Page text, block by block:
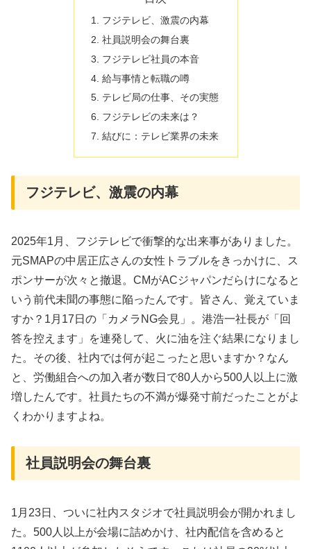
フジテレビ、激震の内幕
社員説明会の舞台裏
フジテレビ社員の本音
給与事情と転職の噂
テレビ局の仕事、その実態
フジテレビの未来は？
結びに：テレビ業界の未来
フジテレビ、激震の内幕
2025年1月、フジテレビで衝撃的な出来事がありました。
元SMAPの中居正広さんの女性トラブルをきっかけに、ス
ポンサーが次々と撤退。CMがACジャパンだらけになると
いう前代未聞の事態に陥ったんです。皆さん、覚えていま
すか？1月17日の「カメラNG会見」。港浩一社長が「回
答を控えます」を連発して、火に油を注ぐ結果になりまし
た。その後、社内では何が起こったと思いますか？なん
と、労働組合への加入者が数日で80人から500人以上に激
増したんです。社員たちの不満が爆発寸前だったことがよ
くわかりますよね。
社員説明会の舞台裏
1月23日、ついに社内スタジオで社員説明会が開かれまし
た。500人以上が会場に詰めかけ、社内配信を含めると